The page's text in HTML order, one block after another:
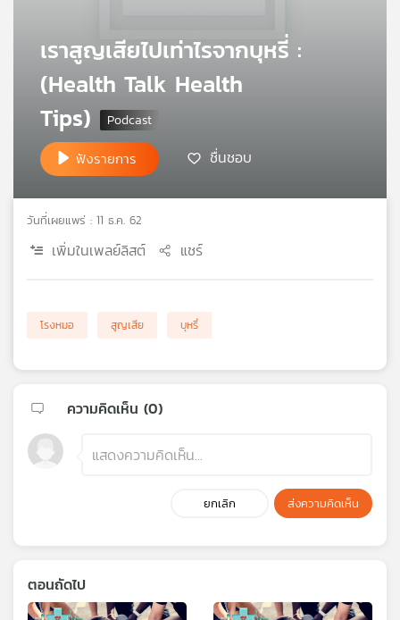
เกี่ยว
เครือ
ข่าย
ไทย
วิทยุ
ข่าย
เราสูญเสียไปเท่าไรจากบุหรี่ :
(Health Talk Health
Tips)
ฟังรายการ ชื่นชอบ
วันที่เผยแพร่ : 11 ธ.ค. 62
เพิ่มในเพลย์ลิสต์ แชร์
โรงหมอ สูญเสีย บุหรี่
ความคิดเห็น (0)
ยกเลิก ส่งความคิดเห็น
ตอนถัดไป